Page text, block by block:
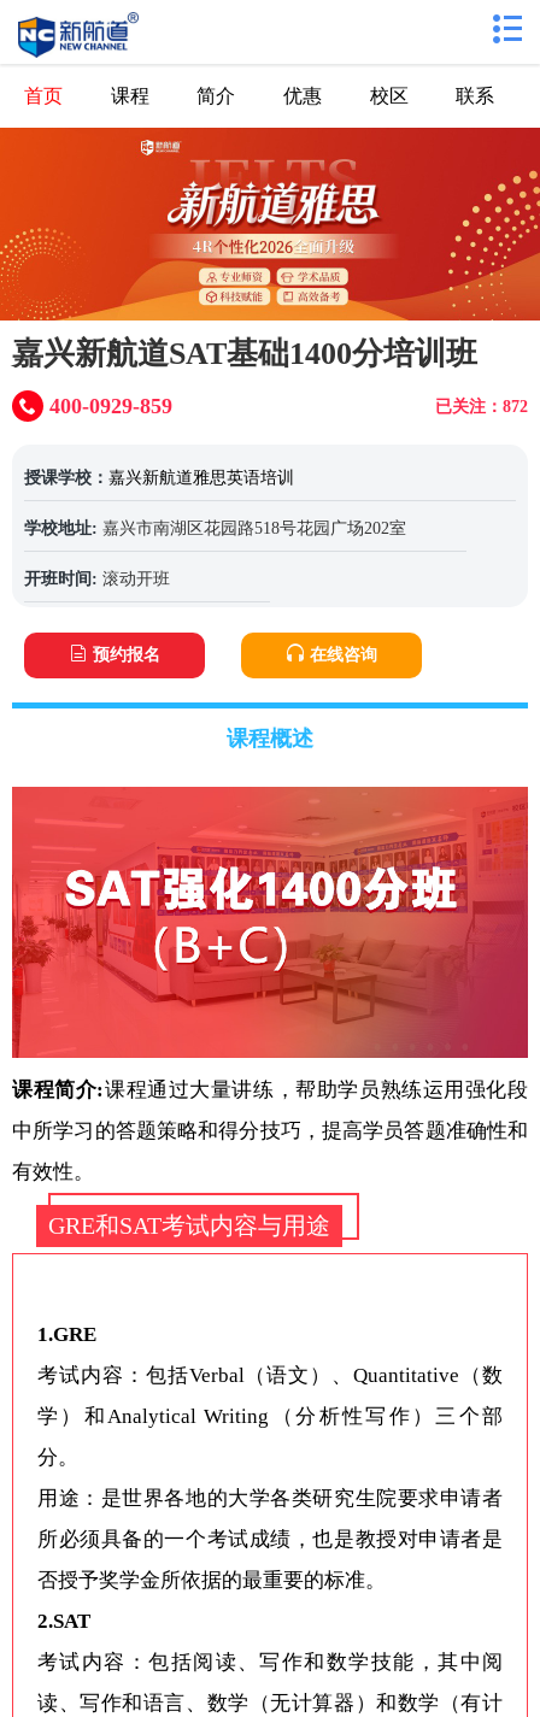
首页 课程 简介 优惠 校区 联系
嘉兴新航道SAT基础1400分培训班
已关注：872
400-0929-859
授课学校： 嘉兴新航道雅思英语培训
学校地址: 嘉兴市南湖区花园路518号花园广场202室
开班时间: 滚动开班
预约报名 在线咨询
课程概述
课程简介:课程通过大量讲练，帮助学员熟练运用强化段
中所学习的答题策略和得分技巧，提高学员答题准确性和
有效性。
GRE和SAT考试内容与用途
1.GRE
考试内容：包括Verbal（语文）、Quantitative（数
学）和Analytical Writing（分析性写作）三个部
分。
用途：是世界各地的大学各类研究生院要求申请者
所必须具备的一个考试成绩，也是教授对申请者是
否授予奖学金所依据的最重要的标准。
2.SAT
考试内容：包括阅读、写作和数学技能，其中阅
读、写作和语言、数学（无计算器）和数学（有计